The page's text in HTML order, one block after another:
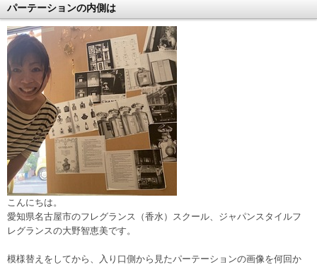
パーテーションの内側は
こんにちは。
愛知県名古屋市のフレグランス（香水）スクール、ジャパンスタイルフ
レグランスの大野智恵美です。
模様替えをしてから、入り口側から見たパーテーションの画像を何回か